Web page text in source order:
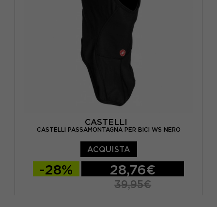
CASTELLI
CASTELLI PASSAMONTAGNA PER BICI WS NERO
ACQUISTA
-28% 28,76€
39,95€